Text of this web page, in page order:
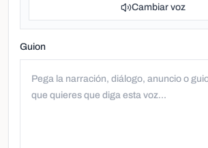
Cambiar voz
Guion